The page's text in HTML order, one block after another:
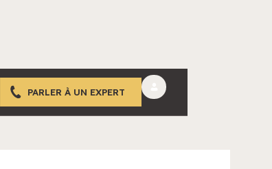
PARLER À UN EXPERT